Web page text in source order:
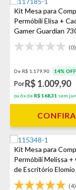
Kit Mesa para
Permóbili Elisa +
Gamer Guardian
Cinamomo/Vermelho
(0)
De R$ 1.179,90 14% OFF
PorR$ 1.009,90
ou 6x de R$ 168,31 sem
CONFIRA
Kit Mesa para
Permóbili Melissa +
de Escritório Elomio
Cinamomo
(4)